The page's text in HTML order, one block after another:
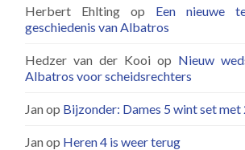
Herbert Ehlting op Een nieuwe
geschiedenis van Albatros
Hedzer van der Kooi op Nieuw
Albatros voor scheidsrechters
Janop Bijzonder: Dames 5 wint set met
Janop Heren 4 is weer terug